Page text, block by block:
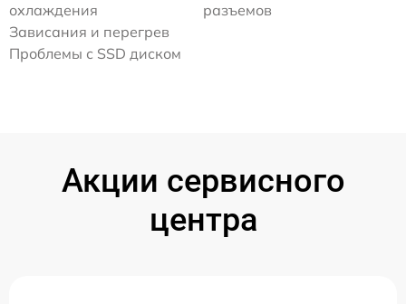
охлаждения
разъемов
Зависания и перегрев
Проблемы с SSD диском
Акции сервисного
центра